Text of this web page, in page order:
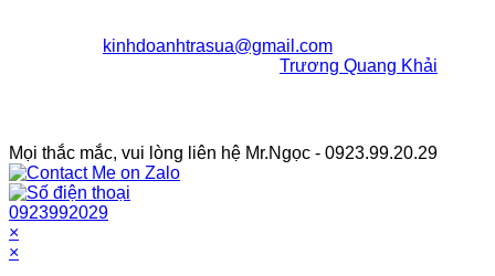
kinhdoanhtrasua@gmail.com
Trương Quang Khải
Mọi thắc mắc, vui lòng liên hệ Mr.Ngọc - 0923.99.20.29
0923992029
×
×